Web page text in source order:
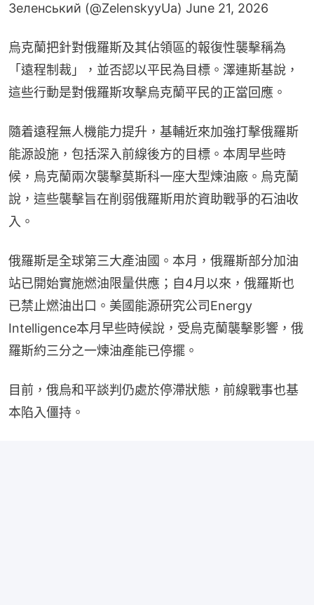
Зеленський (@ZelenskyyUa) June 21, 2026
烏克蘭把針對俄羅斯及其佔領區的報復性襲擊稱為
「遠程制裁」，並否認以平民為目標。澤連斯基說，
這些行動是對俄羅斯攻擊烏克蘭平民的正當回應。
隨着遠程無人機能力提升，基輔近來加強打擊俄羅斯
能源設施，包括深入前線後方的目標。本周早些時
候，烏克蘭兩次襲擊莫斯科一座大型煉油廠。烏克蘭
說，這些襲擊旨在削弱俄羅斯用於資助戰爭的石油收
入。
俄羅斯是全球第三大產油國。本月，俄羅斯部分加油
站已開始實施燃油限量供應；自4月以來，俄羅斯也
已禁止燃油出口。美國能源研究公司Energy
Intelligence本月早些時候說，受烏克蘭襲擊影響，俄
羅斯約三分之一煉油產能已停擺。
目前，俄烏和平談判仍處於停滯狀態，前線戰事也基
本陷入僵持。